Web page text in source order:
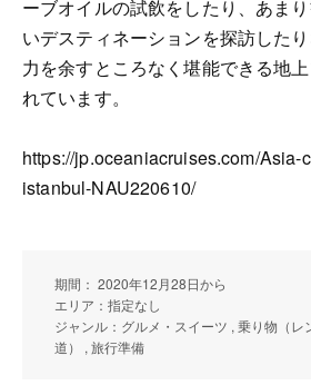
ーブオイルの試飲をしたり、あま
いデスティネーションを探訪した
力を余すところなく堪能できる地
れています。
https://jp.oceaniacruises.com/Asia-
istanbul-NAU220610/
期間： 2020年12月28日から
エリア：指定なし
ジャンル：グルメ・スイーツ , 乗り物（レ
道） , 旅行準備